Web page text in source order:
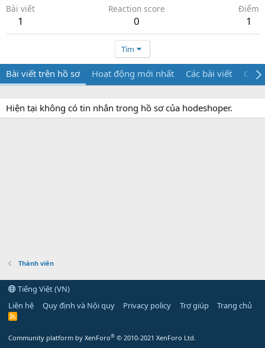
Bài viết
1
Reaction score
0
Điểm
1
Tìm
Bài viết trên hồ sơ Hoạt động mới nhất Các bài viết Giới
Hiện tại không có tin nhắn trong hồ sơ của hodeshoper.
Thành viên
Tiếng Việt (VN)
Liên hệ
Quy định và Nội quy Privacy policy Trợ giúp Trang chủ
R
Community platform by XenForo® © 2010-2021 XenForo Ltd.